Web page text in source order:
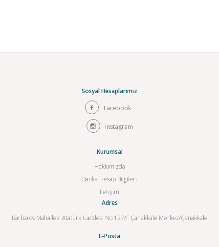
Sosyal Hesaplarımız
Facebook
Instagram
Kurumsal
Hakkımızda
Banka Hesap Bilgileri
İletişim
Adres
Barbaros Mahallesi Atatürk Caddesi No:127/F Çanakkale Merkez/Çanakkale
E-Posta